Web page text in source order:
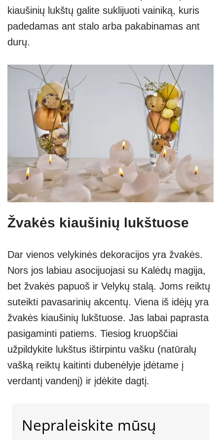
kiaušinių lukštų galite suklijuoti vainiką, kuris
padedamas ant stalo arba pakabinamas ant
durų.
Žvakės kiaušinių lukštuose
Dar vienos velykinės dekoracijos yra žvakės.
Nors jos labiau asocijuojasi su Kalėdų magija,
bet žvakės papuoš ir Velykų stalą. Joms reiktų
suteikti pavasarinių akcentų. Viena iš idėjų yra
žvakės kiaušinių lukštuose. Jas labai paprasta
pasigaminti patiems. Tiesiog kruopščiai
užpildykite lukštus ištirpintu vašku (natūralų
vašką reiktų kaitinti dubenėlyje įdėtame į
verdantį vandenį) ir įdėkite dagtį.
Nepraleiskite mūsų